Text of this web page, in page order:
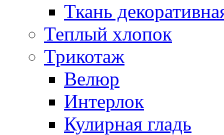
Ткань
Теплый хлопок
Трикотаж
Велюр
Интерлок
Кулирная гладь